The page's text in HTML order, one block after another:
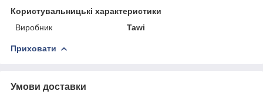
Користувальницькі характеристики
Виробник
Tawi
Приховати
Умови доставки